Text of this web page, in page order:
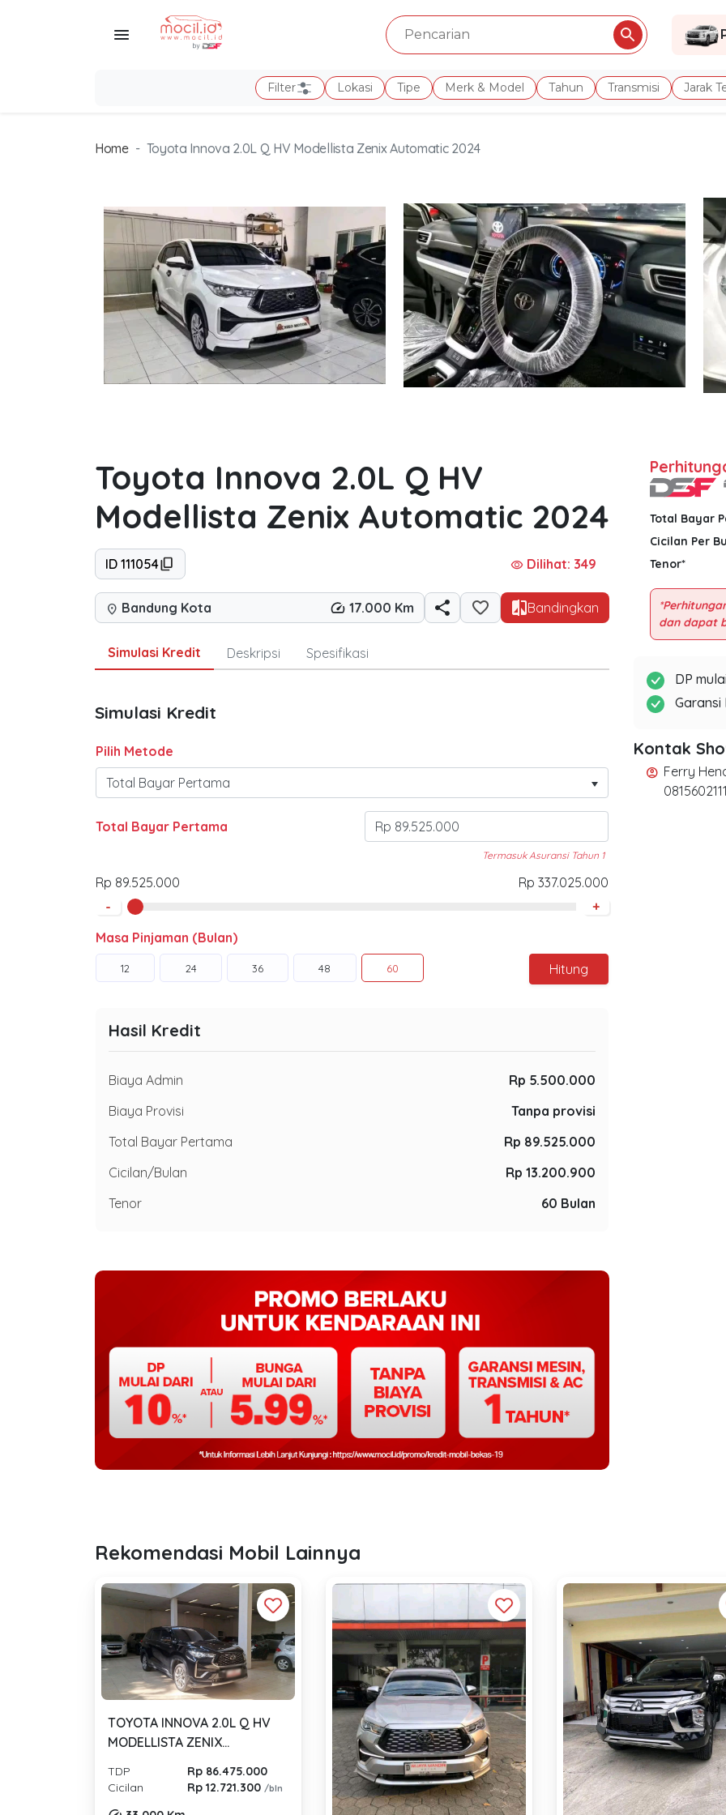
Filter Lokasi Tipe Merk & Model Tahun Transmisi Jarak
Home Toyota Innova 2.0L Q HV Modellista Zenix Automatic 2024
Toyota Innova 2.0L Q HV
Modellista Zenix Automatic 2024
ID 111054 visibility Dilihat: 349
location_on Bandung Kota 17.000 Km Bandingkan
Simulasi Kredit Deskripsi Spesifikasi
Simulasi Kredit
Pilih Metode
Total Bayar Pertama
Termasuk Asuransi Tahun 1
Rp 89.525.000
Rp 337.025.000
-
+
Masa Pinjaman (Bulan)
12 24 36 48 60 Hitung
Hasil Kredit
Biaya Admin
Rp 5.500.000
Biaya Provisi
Tanpa provisi
Total Bayar Pertama
Rp 89.525.000
Cicilan/Bulan
Rp 13.200.900
Tenor
60 Bulan
Total Bayar
Cicilan Per
Tenor*
DP
Garansi
Kontak
account_circle Ferry
Rekomendasi Mobil Lainnya
TOYOTA INNOVA 2.0L Q HV
MODELLISTA ZENIX
TDP
Rp 86.475.000
Cicilan
Rp 12.721.300/bln